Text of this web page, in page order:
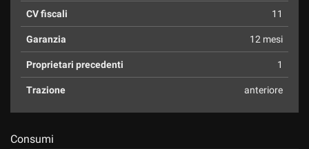
CV fiscali 11
Garanzia 12 mesi
Proprietari precedenti 1
Trazione anteriore
Consumi